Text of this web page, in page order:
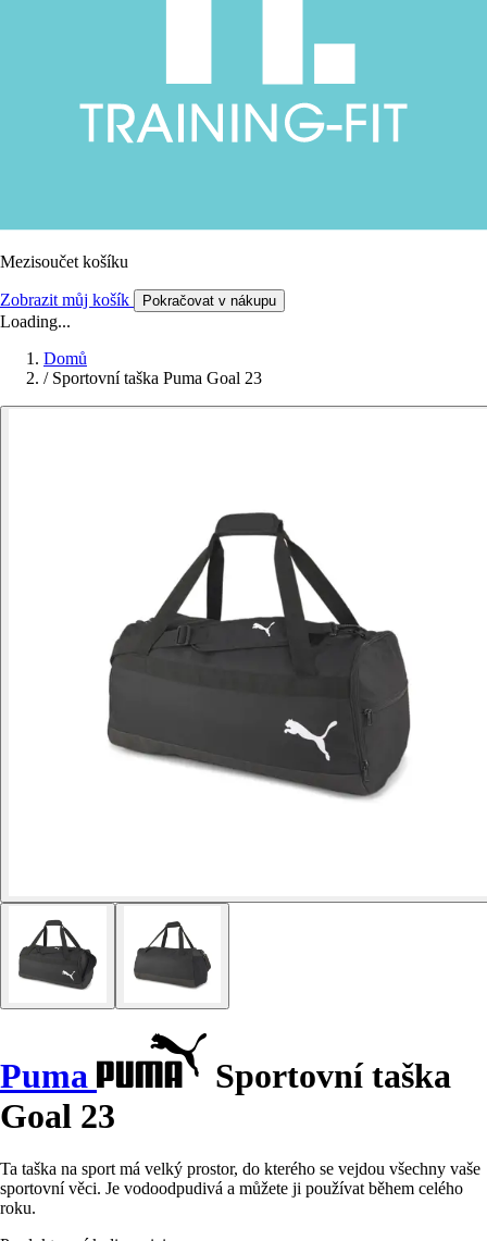
Mezisoučet košíku
Zobrazit můj košík Pokračovat v nákupu
Loading...
Domů
/ Sportovní taška Puma Goal 23
Puma
Sportovní taška
Goal 23
Ta taška na sport má velký prostor, do kterého se vejdou všechny vaše
sportovní věci. Je vodoodpudivá a můžete ji používat během celého
roku.